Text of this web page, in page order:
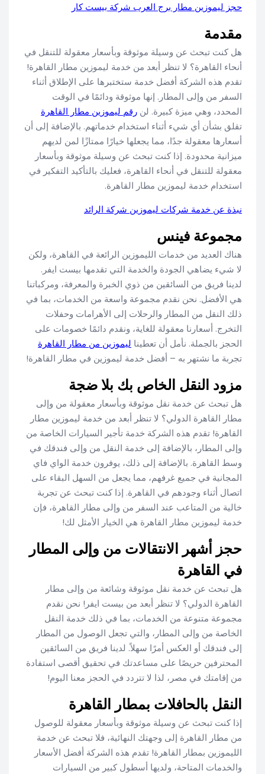
حجز ليموزين مطار برج العرب شركة بيست كار
مقدمة
هل كنت تبحث عن وسيلة موثوقة وبأسعار معقولة للتنقل في
أنحاء القاهرة؟ لا تنظر أبعد من خدمة ليموزين مطار القاهرة!
تقدم هذه الشركة أفضل خدمة ستختبرها على الإطلاق أثناء
السفر من وإلى المطار. إنها موثوقة ودائمًا في الوقت
المحدد، وهي ميزة كبيرة. لن رقم ليموزين مطار القاهرة
تقلق بشأن أي شيء أثناء استخدام خدماتهم. بالإضافة إلى أن
أسعارها معقولة جدًا، مما يجعلها خيارًا ممتازًا لمن لديهم
ميزانية محدودة. إذا كنت تبحث عن وسيلة موثوقة وبأسعار
معقولة للتنقل في أنحاء القاهرة، فعليك بالتأكيد التفكير في
استخدام خدمة ليموزين مطار القاهرة.
نبذة عن خدمة شركات ليموزين شركة الرائد
مجموعة فينس
هناك العديد من خدمات الليموزين الرائعة في القاهرة، ولكن
لا شيء يضاهي الجودة والخدمة التي تقدمها بيست ايفر.
لدينا فريق من السائقين من ذوي الخبرة والمعرفة، ومركباتنا
هي الأفضل. نحن نقدم مجموعة واسعة من الخدمات، بما في
ذلك النقل من المطار والرحلات إلى الأهرامات وحفلات
التخرج. أسعارنا معقولة للغاية، ونقدم دائمًا خصومات على
الحجز بالجملة. نأمل أن تعطينا ليموزين من مطار القاهرة
تجربة ما نشتهر به – أفضل خدمة ليموزين في مطار القاهرة!
مزود النقل الخاص بك بلا ضجة
هل تبحث عن خدمة نقل موثوقة وبأسعار معقولة من وإلى
مطار القاهرة الدولي؟ لا تنظر أبعد من خدمة ليموزين مطار
القاهرة! تقدم هذه الشركة خدمة تأجير السيارات الخاصة من
وإلى المطار، بالإضافة إلى خدمة النقل من وإلى فندقك في
وسط القاهرة. بالإضافة إلى ذلك، يوفرون خدمة الواي فاي
المجانية في جميع غرفهم، مما يجعل من السهل البقاء على
اتصال أثناء وجودهم في القاهرة. إذا كنت تبحث عن تجربة
خالية من المتاعب عند السفر من وإلى مطار القاهرة، فإن
خدمة ليموزين مطار القاهرة هي الخيار الأمثل لك!
حجز أشهر الانتقالات من وإلى المطار
في القاهرة
هل تبحث عن خدمة نقل موثوقة وشائعة من وإلى مطار
القاهرة الدولي؟ لا تنظر أبعد من بيست ايفر! نحن نقدم
مجموعة متنوعة من الخدمات، بما في ذلك خدمة النقل
الخاصة من وإلى المطار، والتي تجعل الوصول من المطار
إلى فندقك أو العكس أمرًا سهلاً. لدينا فريق من السائقين
المحترفين حريصًا على مساعدتك في تحقيق أقصى استفادة
من إقامتك في مصر، لذا لا تتردد في الحجز معنا اليوم!
النقل بالحافلات بمطار القاهرة
إذا كنت تبحث عن وسيلة موثوقة وبأسعار معقولة للوصول
من مطار القاهرة إلى وجهتك النهائية، فلا تبحث عن خدمة
الليموزين بمطار القاهرة! تقدم هذه الشركة أفضل الأسعار
والخدمات المتاحة، ولديها أسطول كبير من السيارات